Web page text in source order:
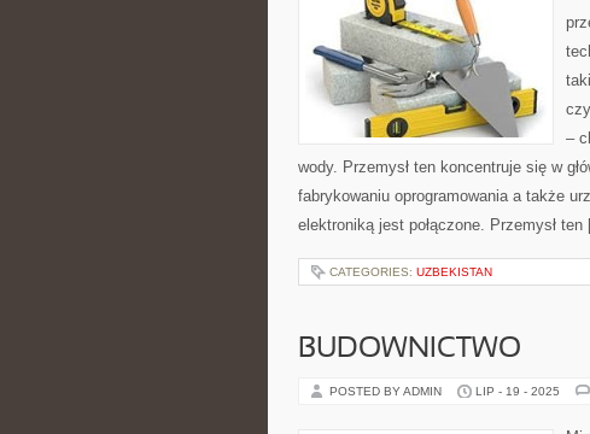
–
wody. Przemysł ten koncentruje się w
fabrykowaniu oprogramowania a także
elektroniką jest połączone. Przemysł
CATEGORIES: UZBEKISTAN
BUDOWNICTWO
POSTED BY ADMIN LIP - 19 - 2025